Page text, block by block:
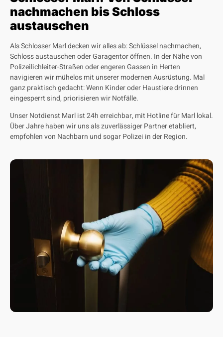
nachmachen bis Schloss
austauschen
Als Schlosser Marl decken wir alles ab: Schlüssel nachmachen,
Schloss austauschen oder Garagentor öffnen. In der Nähe von
Polizeilichleiter-Straßen oder engeren Gassen in Herten
navigieren wir mühelos mit unserer modernen Ausrüstung. Mal
ganz praktisch gedacht: Wenn Kinder oder Haustiere drinnen
eingesperrt sind, priorisieren wir Notfälle.
Unser Notdienst Marl ist 24h erreichbar, mit Hotline für Marl lokal.
Über Jahre haben wir uns als zuverlässiger Partner etabliert,
empfohlen von Nachbarn und sogar Polizei in der Region.